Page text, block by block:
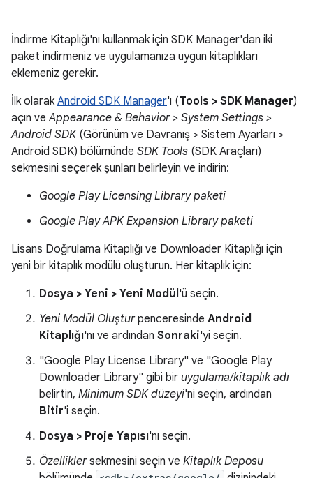
İndirme Kitaplığı'nı kullanmak için SDK Manager'dan iki
paket indirmeniz ve uygulamanıza uygun kitaplıkları
eklemeniz gerekir.
İlk olarak Android SDK Manager'ı (Tools > SDK Manager)
açın veAppearance & Behavior > System Settings >
Android SDK(Görünüm ve Davranış > Sistem Ayarları >
Android SDK) bölümünde SDK Tools (SDK Araçları)
sekmesini seçerek şunları belirleyin ve indirin:
Google Play Licensing Library paketi
Google Play APK Expansion Library paketi
Lisans Doğrulama Kitaplığı ve Downloader Kitaplığı için
yeni bir kitaplık modülü oluşturun. Her kitaplık için:
Dosya > Yeni > Yeni Modül'ü seçin.
Yeni Modül Oluşturpenceresinde Android
Kitaplığı'nı ve ardından Sonraki'yi seçin.
"Google Play License Library" ve "Google Play
Downloader Library" gibi bir uygulama/kitaplık adı
belirtin, Minimum SDK düzeyi'ni seçin, ardından
Bitir'i seçin.
Dosya > Proje Yapısı'nı seçin.
Özelliklersekmesini seçin ve Kitaplık Deposu